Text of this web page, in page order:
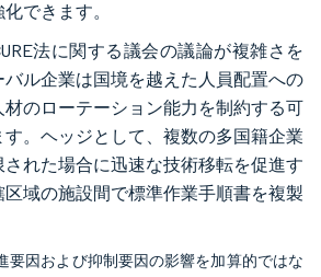
できます。
法に関する議会の議論が複雑さを
ル企業は国境を越えた人員配置への
のローテーション能力を制約する可
。ヘッジとして、複数の多国籍企業
れた場合に迅速な技術移転を促進す
域の施設間で標準作業手順書を複製
要因および抑制要因の影響を加算的ではな